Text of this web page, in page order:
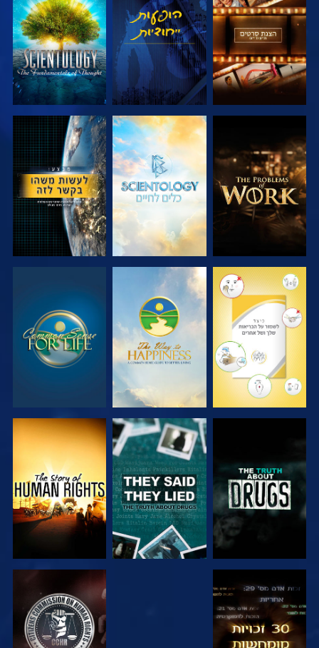
בדוק את הסדרה צפה בדוק את הסדרה
בדוק את הסדרה בדוק את הסדרה צפה
צפה צפה צפה
צפה צפה
צפה צפה